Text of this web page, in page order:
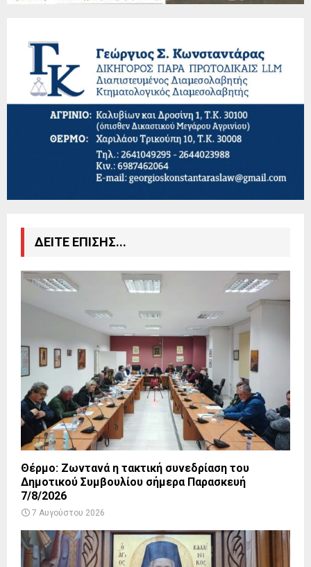
ΔΕΙΤΕ ΕΠΙΣΗΣ...
Θέρμο: Ζωντανά η τακτική συνεδρίαση του
Δημοτικού Συμβουλίου σήμερα Παρασκευή
7/8/2026
7 Αυγούστου 2026